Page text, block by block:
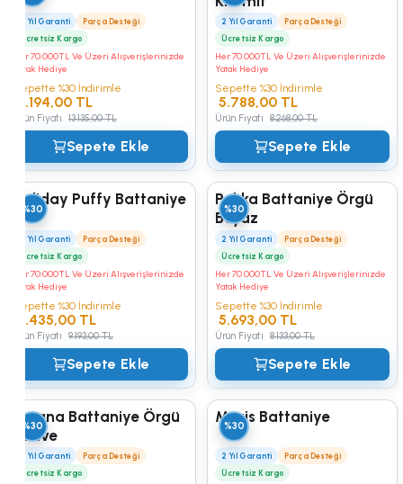
2 Yıl Garanti
Parça Desteği
Ücretsiz Kargo
Her 70.000TL Ve Üzeri Alışverişlerinizde
Yatak Hediye
Sepette %30 İndirimle
9.194,00 TL
Ürün Fiyatı 13.135,00 TL
Sepete Ekle
2 Yıl Garanti
Parça Desteği
Ücretsiz Kargo
Her 70.000TL Ve Üzeri Alışverişlerinizde
Yatak Hediye
Sepette %30 İndirimle
5.788,00 TL
Ürün Fiyatı 8.268,00 TL
Sepete Ekle
Holiday Puffy Battaniye
2 Yıl Garanti
Parça Desteği
Ücretsiz Kargo
Her 70.000TL Ve Üzeri Alışverişlerinizde
Yatak Hediye
%30
Sepette %30 İndirimle
6.435,00 TL
Ürün Fiyatı 9.193,00 TL
Sepete Ekle
Pukka Battaniye Örgü
Beyaz
2 Yıl Garanti
Parça Desteği
Ücretsiz Kargo
Her 70.000TL Ve Üzeri Alışverişlerinizde
Yatak Hediye
%30
Sepette %30 İndirimle
5.693,00 TL
Ürün Fiyatı 8.133,00 TL
Sepete Ekle
Moana Battaniye Örgü
Kahve
2 Yıl Garanti
Parça Desteği
Ücretsiz Kargo
%30
Maris Battaniye
2 Yıl Garanti
Parça Desteği
Ücretsiz Kargo
%30